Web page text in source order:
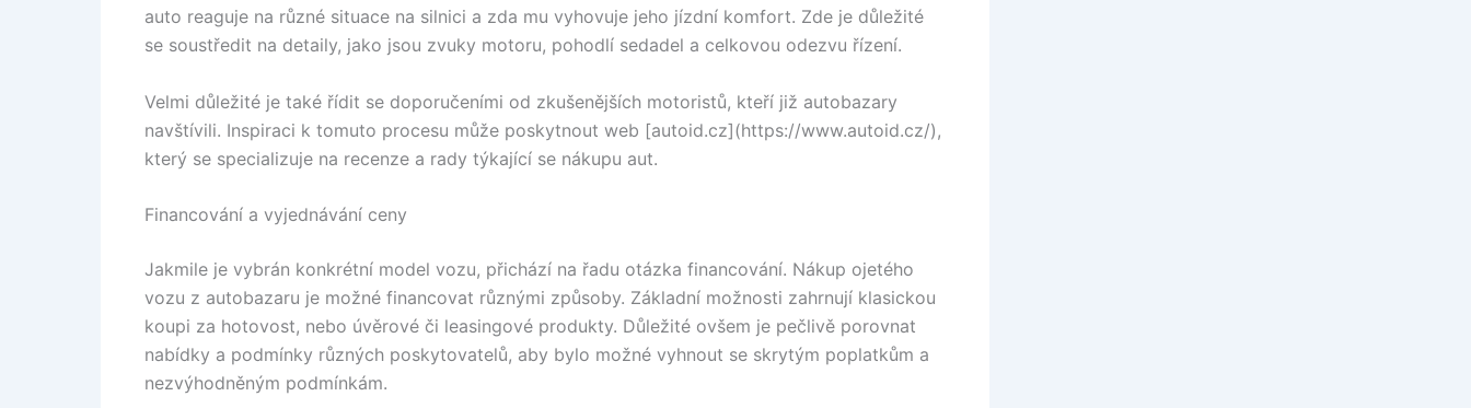
auto reaguje na různé situace na silnici a zda mu vyhovuje jeho jízdní komfort. Zde je důležité
se soustředit na detaily, jako jsou zvuky motoru, pohodlí sedadel a celkovou odezvu řízení.
Velmi důležité je také řídit se doporučeními od zkušenějších motoristů, kteří již autobazary
navštívili. Inspiraci k tomuto procesu může poskytnout web [autoid.cz](https://www.autoid.cz/),
který se specializuje na recenze a rady týkající se nákupu aut.
Financování a vyjednávání ceny
Jakmile je vybrán konkrétní model vozu, přichází na řadu otázka financování. Nákup ojetého
vozu z autobazaru je možné financovat různými způsoby. Základní možnosti zahrnují klasickou
koupi za hotovost, nebo úvěrové či leasingové produkty. Důležité ovšem je pečlivě porovnat
nabídky a podmínky různých poskytovatelů, aby bylo možné vyhnout se skrytým poplatkům a
nezvýhodněným podmínkám.